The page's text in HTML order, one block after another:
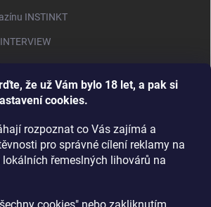
že už Vám bylo 18 let, a pak si
cookies.
rozpoznat co Vás zajímá a
pro správné cílení reklamy na
řemeslných lihovárů na
INSTINKT
práci
v magazínu DRINKING-CAT